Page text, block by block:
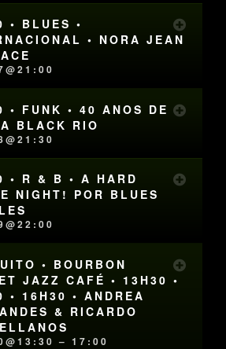
• BLUES •
• NORA JEAN
• FUNK • 40 ANOS DE
BLACK RIO
• R & B • A HARD
NIGHT! POR BLUES
• BOURBON
JAZZ CAFÉ • 13H30 •
• 16H30 • ANDREA
& RICARDO
– 17:00